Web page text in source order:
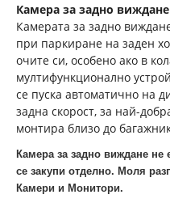
Камера за задно виждане
Камерата за задно
при паркиране на заден
очите си, особено ако в
мултифункционално
се пуска автоматично на
задна скорост, за най-
монтира близо до
Камера за задно виждане
се закупи отделно. Моля
Камери и Монитори.